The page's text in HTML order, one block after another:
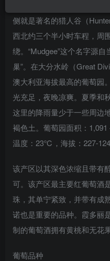
侧就是著名的猎人谷（
西北约三个半小时车程，周
绕。“Mudgee”这个名字源
巢”。在大分水岭（Great
澳大利亚海拔最高的葡萄园
光充足，夜晚凉爽。夏季和
这里的降雨量少于一些周边
褐色土。葡萄园面积：
温度：23℃，海拔：227-
该产区以其深色浓缩且带有
可。该产区最主要红葡萄酒
珠，其单宁紧致，并带有成
诺也是重要的品种。霞多丽
制的葡萄酒拥有黄桃和无花果
葡萄品种